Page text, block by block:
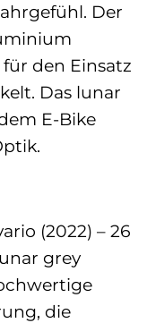
Der
den Einsatz
Das lunar
E-Bike
(2022) – 26
grey
die